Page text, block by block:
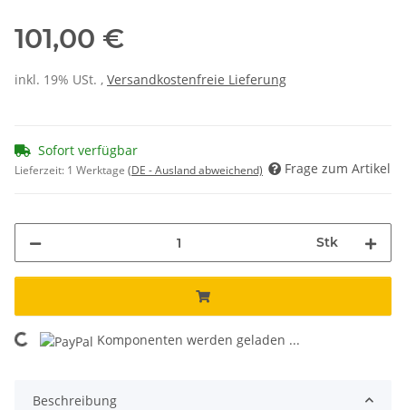
101,00 €
inkl. 19% USt. , Versandkostenfreie Lieferung
Sofort verfügbar
Lieferzeit: 1 Werktage (DE - Ausland abweichend) Frage zum Artikel
Stk
Loading... Komponenten werden geladen ...
Beschreibung